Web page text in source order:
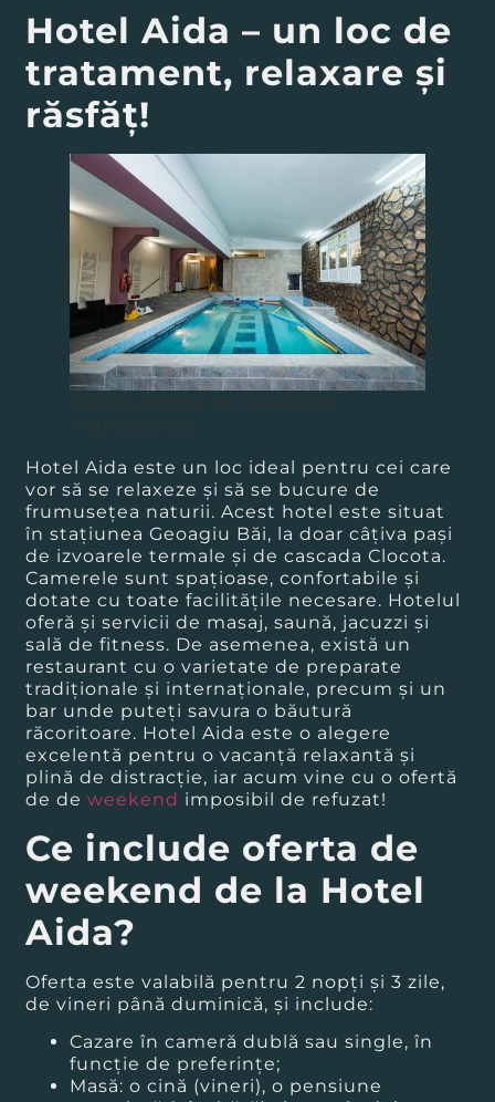
Hotel Aida – un loc de
tratament, relaxare şi
răsfăţ!
Hotel Aida este un loc ideal pentru cei care
vor să se relaxeze și să se bucure de
frumusețea naturii. Acest hotel este situat
în stațiunea Geoagiu Băi, la doar câțiva pași
de izvoarele termale și de cascada Clocota.
Camerele sunt spațioase, confortabile și
dotate cu toate facilitățile necesare. Hotelul
oferă și servicii de masaj, saună, jacuzzi și
sală de fitness. De asemenea, există un
restaurant cu o varietate de preparate
tradiționale și internaționale, precum și un
bar unde puteți savura o băutură
răcoritoare. Hotel Aida este o alegere
excelentă pentru o vacanță relaxantă și
plină de distracție, iar acum vine cu o ofertă
de deweekend imposibil de refuzat!
Ce include oferta de
weekend de la Hotel
Aida?
Oferta este valabilă pentru 2 nopți și 3 zile,
de vineri până duminică, și include:
Cazare în cameră dublă sau single, în
funcție de preferințe;
Masă: o cină (vineri), o pensiune